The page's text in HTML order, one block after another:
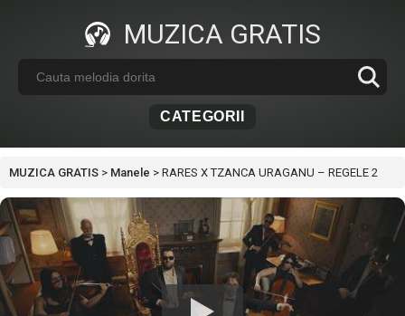
MUZICA GRATIS
CATEGORII
MUZICA GRATIS > Manele > RARES X TZANCA URAGANU – REGELE 2